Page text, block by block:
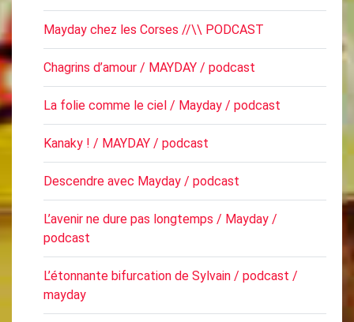
Mayday chez les Corses //\\ PODCAST
Chagrins d’amour / MAYDAY / podcast
La folie comme le ciel / Mayday / podcast
Kanaky ! / MAYDAY / podcast
Descendre avec Mayday / podcast
L’avenir ne dure pas longtemps / Mayday /
podcast
L’étonnante bifurcation de Sylvain / podcast /
mayday